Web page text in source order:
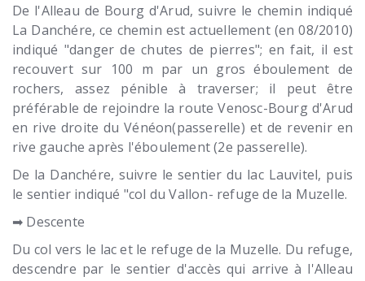
De l'Alleau de Bourg d'Arud, suivre le chemin indiqué
La Danchére, ce chemin est actuellement (en 08/2010)
indiqué "danger de chutes de pierres"; en fait, il est
recouvert sur 100 m par un gros éboulement de
rochers, assez pénible à traverser; il peut être
préférable de rejoindre la route Venosc-Bourg d'Arud
en rive droite du Vénéon(passerelle) et de revenir en
rive gauche après l'éboulement (2e passerelle).
De la Danchére, suivre le sentier du lac Lauvitel, puis
le sentier indiqué "col du Vallon- refuge de la Muzelle.
➡ Descente
Du col vers le lac et le refuge de la Muzelle. Du refuge,
descendre par le sentier d'accès qui arrive à l'Alleau